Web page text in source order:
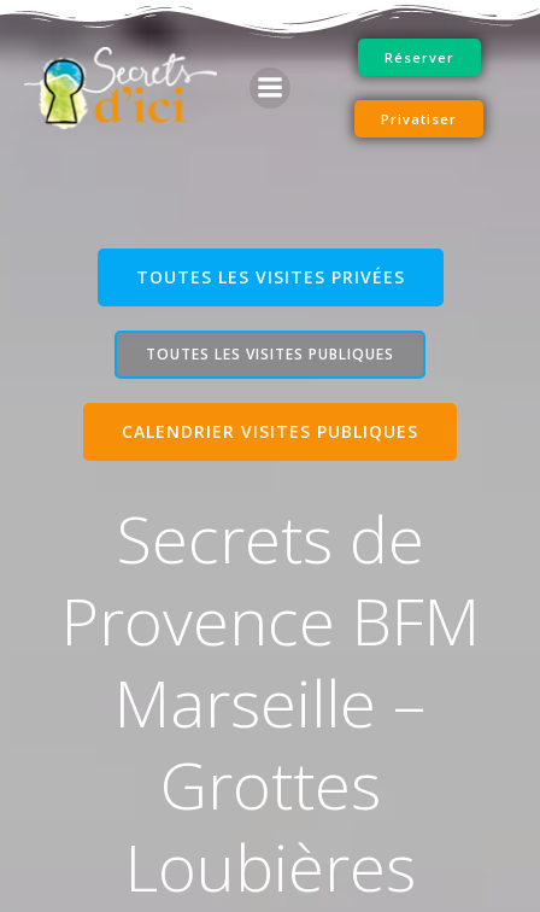
au
contenu
Réserver
Privatiser
TOUTES LES VISITES PRIVÉES
TOUTES LES VISITES PUBLIQUES
CALENDRIER VISITES PUBLIQUES
Secrets de
Provence BFM
Marseille –
Grottes
Loubières